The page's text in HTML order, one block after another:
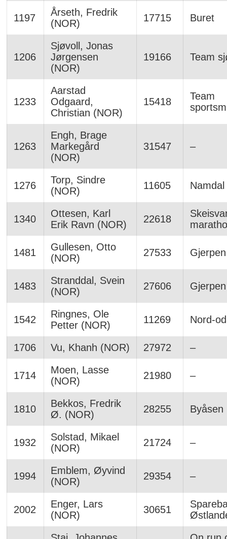
1197
Årseth, Fredrik
(NOR)
17715 Buret
1206
Sjøvoll, Jonas
Jørgensen
(NOR)
19166 Team
1233
Aarstad
Odgaard,
Christian (NOR)
15418
Team
1263
Engh, Brage
Markegård
(NOR)
31547 –
1276
Torp, Sindre
(NOR)
11605
1340
Ottesen, Karl
Erik Ravn (NOR)
22618
1481
Gullesen, Otto
(NOR)
27533 Gjerpen
1483
Stranddal, Svein
(NOR)
27606
1542
Ringnes, Ole
Petter (NOR)
11269 Nord-
1706 Vu, Khanh (NOR) 27972 –
1714
Moen, Lasse
(NOR)
21980 –
1810
Bekkos, Fredrik
Ø. (NOR)
28255 Byåsen
1932
Solstad, Mikael
(NOR)
21724 –
1994
Emblem, Øyvind
(NOR)
29354 –
2002
Enger, Lars
(NOR)
30651